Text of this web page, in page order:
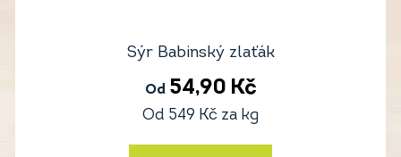
Sýr Babinský zlaťák
Od 54,90 Kč
Od 549 Kč za kg